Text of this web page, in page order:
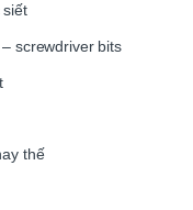
siết
screwdriver bits
thế